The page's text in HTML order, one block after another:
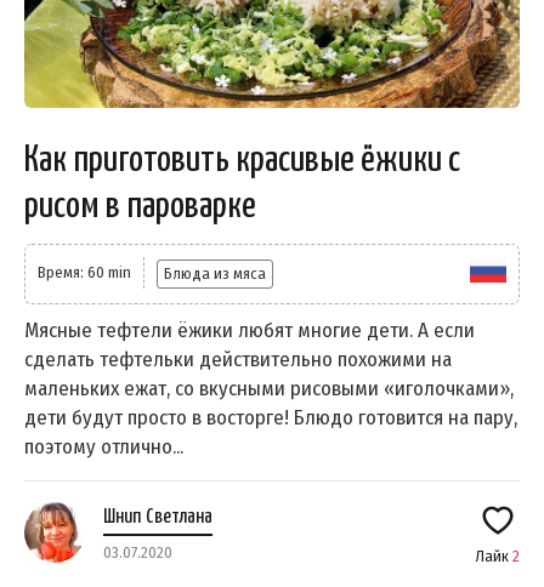
Как приготовить красивые ёжики с
рисом в пароварке
Время: 60 min Блюда из мяса
Мясные тефтели ёжики любят многие дети. А если
сделать тефтельки действительно похожими на
маленьких ежат, со вкусными рисовыми «иголочками»,
дети будут просто в восторге! Блюдо готовится на пару,
поэтому отлично...
Шнип Светлана
03.07.2020 Лайк 2